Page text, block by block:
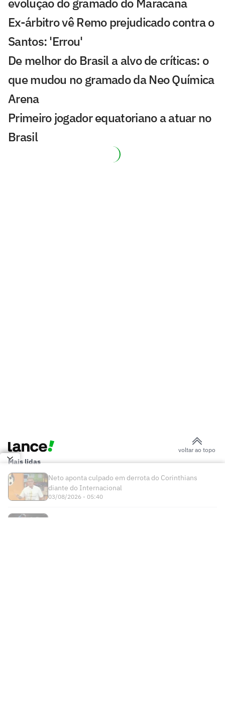
Ex-árbitro vê Remo prejudicado contra o
Santos: 'Errou'
De melhor do Brasil a alvo de críticas: o
que mudou no gramado da Neo Química
Arena
Primeiro jogador equatoriano a atuar no
Brasil
Éverson destaca evolução do Atlético e
Athletico-PR apresenta terceiro
uniforme para a temporada 2026
Federação Bahiana vai ao Cade por
tratamento desigual do Vitória na FFU
À espera do novo contrato, Memphis